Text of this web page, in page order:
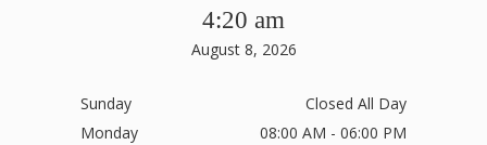
4:20 am
August 8, 2026
Sunday
Closed All Day
Monday
08:00 AM - 06:00 PM